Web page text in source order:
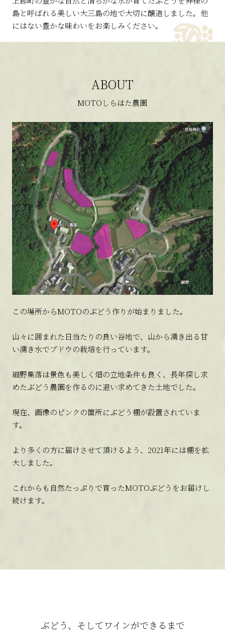
島と呼ばれる美しい大三島の地で大切に醸造しました。他
にはない豊かな味わいをお楽しみください。
ABOUT
MOTOしらはた農園
この場所からMOTOのぶどう作りが始まりました。
山々に囲まれた日当たりの良い谷地で、山から湧き出る甘
い湧き水でブドウの栽培を行っています。
細野集落は景色も美しく畑の立地条件も良く、長年探し求
めたぶどう農園を作るのに追い求めてきた土地でした。
現在、画像のピンクの箇所にぶどう棚が設置されていま
す。
より多くの方に届けさせて頂けるよう、2021年には棚を拡
大しました。
これからも自然たっぷりで育ったMOTOぶどうをお届けし
続けます。
ぶどう、そしてワインができるまで